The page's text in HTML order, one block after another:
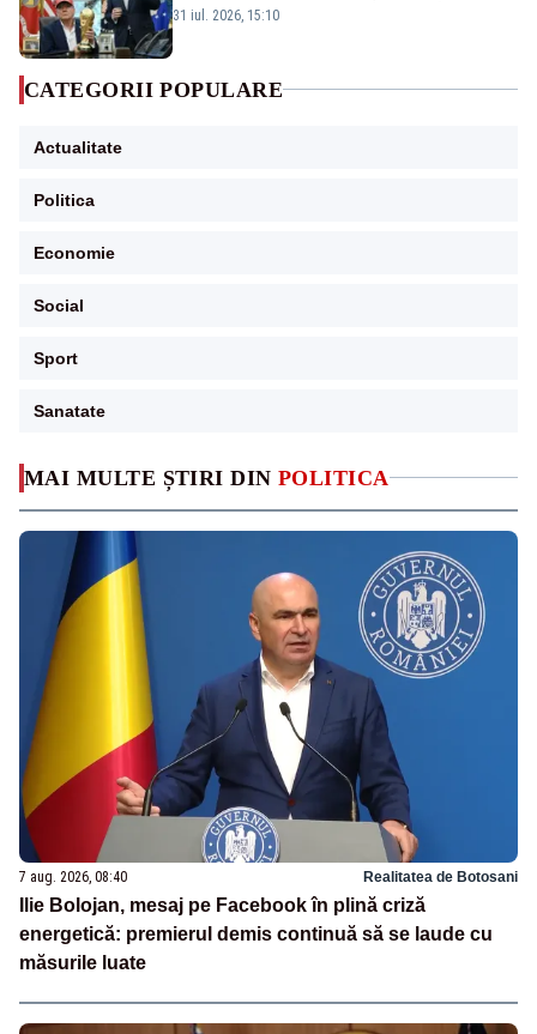
MAI MULTE ȘTIRI DIN POLITICA
7 aug. 2026, 08:40 Realitatea de Botosani
Ilie Bolojan, mesaj pe Facebook în plină criză
energetică: premierul demis continuă să se laude cu
măsurile luate
privind investitorii străini
31 iul. 2026, 15:10
CATEGORII POPULARE
Actualitate
Politica
Economie
Social
Sport
Sanatate